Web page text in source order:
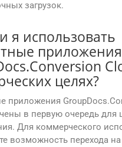
загрузок.
я использовать
приложения
целях?
приложения
в первую очередь для
Для коммерческого
возможность перехода